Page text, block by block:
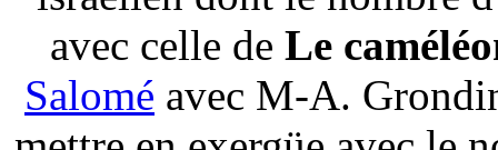
avec celle de Le
Salomé avec M-A.